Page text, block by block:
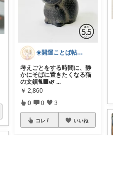
☀️開運ことば帖◆心を整えるアイテム🌿
考えごとをする時間に、静
かにそばに置きたくなる猫
の文鎮🐈‍⬛🌿 ...
￥ 2,860
0 0 3
コレ いいね